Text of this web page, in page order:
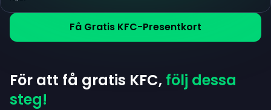
Få Gratis KFC-Presentkort
För att få gratis KFC, följ dessa
steg!